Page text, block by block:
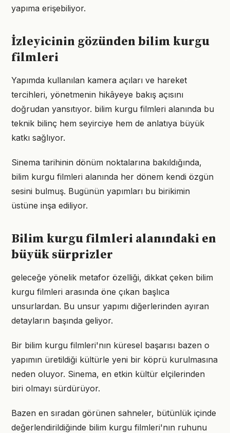
yapıma erişebiliyor.
İzleyicinin gözünden bilim kurgu
filmleri
Yapımda kullanılan kamera açıları ve hareket
tercihleri, yönetmenin hikâyeye bakış açısını
doğrudan yansıtıyor. bilim kurgu filmleri alanında bu
teknik bilinç hem seyirciye hem de anlatıya büyük
katkı sağlıyor.
Sinema tarihinin dönüm noktalarına bakıldığında,
bilim kurgu filmleri alanında her dönem kendi özgün
sesini bulmuş. Bugünün yapımları bu birikimin
üstüne inşa ediliyor.
Bilim kurgu filmleri alanındaki en
büyük sürprizler
geleceğe yönelik metafor özelliği, dikkat çeken bilim
kurgu filmleri arasında öne çıkan başlıca
unsurlardan. Bu unsur yapımı diğerlerinden ayıran
detayların başında geliyor.
Bir bilim kurgu filmleri'nın küresel başarısı bazen o
yapımın üretildiği kültürle yeni bir köprü kurulmasına
neden oluyor. Sinema, en etkin kültür elçilerinden
biri olmayı sürdürüyor.
Bazen en sıradan görünen sahneler, bütünlük içinde
değerlendirildiğinde bilim kurgu filmleri'nın ruhunu